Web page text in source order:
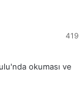
419
okuması ve